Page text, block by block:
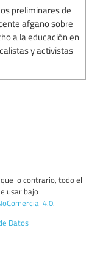
preliminares de
afgano sobre
a la educación en
y activistas
lo contrario, todo el
usar bajo
4.0.
Datos